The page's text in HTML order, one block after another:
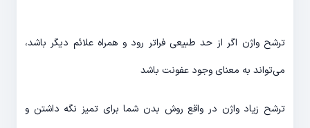
ترشح واژن اگر از حد طبیعی فراتر رود و همراه علائم دیگر باشد،
می‌تواند به معنای وجود عفونت باشد
ترشح زیاد واژن در واقع روش بدن شما برای تمیز نگه داشتن و